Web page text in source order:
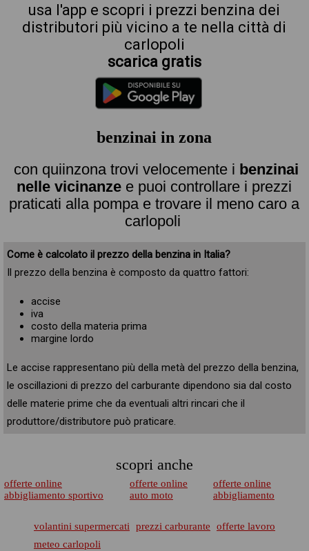
usa l'app e scopri i prezzi benzina dei
distributori più vicino a te nella città di
carlopoli
scarica gratis
benzinai in zona
con quiinzona trovi velocemente i benzinai
nelle vicinanze e puoi controllare i prezzi
praticati alla pompa e trovare il meno caro a
carlopoli
Come è calcolato il prezzo della benzina in Italia?
Il prezzo della benzina è composto da quattro fattori:
accise
iva
costo della materia prima
margine lordo
Le accise rappresentano più della metà del prezzo della benzina,
le oscillazioni di prezzo del carburante dipendono sia dal costo
delle materie prime che da eventuali altri rincari che il
produttore/distributore può praticare.
scopri anche
offerte online
abbigliamento sportivo
offerte online
auto moto
offerte online
abbigliamento
volantini supermercati prezzi carburante
offerte lavoro
meteo carlopoli